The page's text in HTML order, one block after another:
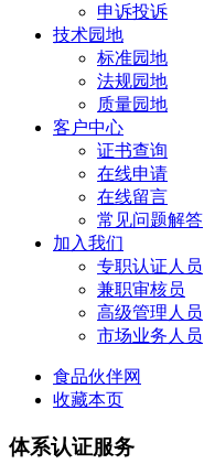
申诉投诉
技术园地
标准园地
法规园地
质量园地
客户中心
证书查询
在线申请
在线留言
常见问题解答
加入我们
专职认证人员
兼职审核员
高级管理人员
市场业务人员
食品伙伴网
收藏本页
体系认证服务